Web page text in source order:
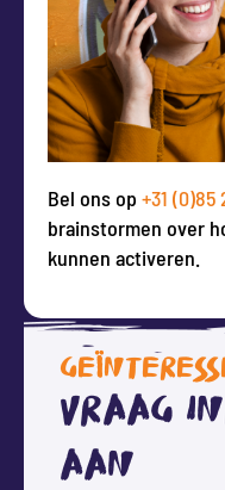
Bel ons op +31 (0)85
brainstormen over
kunnen activeren.
Vraag
aan